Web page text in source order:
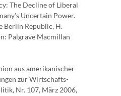
The Decline of Liberal
Uncertain Power.
Berlin Republic, H.
Palgrave Macmillan
aus amerikanischer
zur Wirtschafts-
Nr. 107, März 2006,